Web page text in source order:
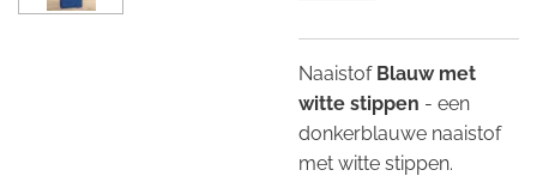
Naaistof Blauw met
witte stippen - een
donkerblauwe naaistof
met witte stippen.